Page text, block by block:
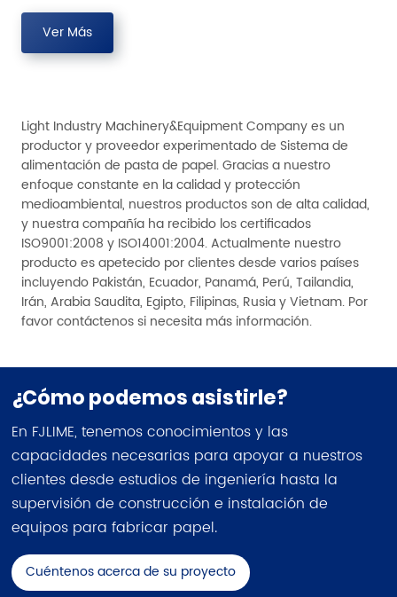
Ver Más
Light Industry Machinery&Equipment Company es un
productor y proveedor experimentado de Sistema de
alimentación de pasta de papel. Gracias a nuestro
enfoque constante en la calidad y protección
medioambiental, nuestros productos son de alta calidad,
y nuestra compañía ha recibido los certificados
ISO9001:2008 y ISO14001:2004. Actualmente nuestro
producto es apetecido por clientes desde varios países
incluyendo Pakistán, Ecuador, Panamá, Perú, Tailandia,
Irán, Arabia Saudita, Egipto, Filipinas, Rusia y Vietnam. Por
favor contáctenos si necesita más información.
¿Cómo podemos asistirle?
En FJLIME, tenemos conocimientos y las
capacidades necesarias para apoyar a nuestros
clientes desde estudios de ingeniería hasta la
supervisión de construcción e instalación de
equipos para fabricar papel.
Cuéntenos acerca de su proyecto